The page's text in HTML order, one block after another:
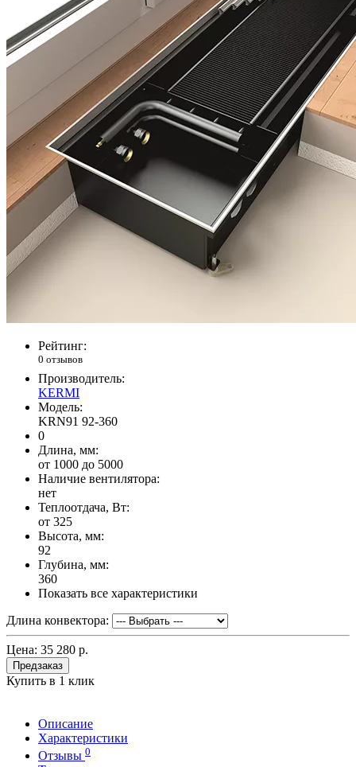
Рейтинг:
0 отзывов
Производитель:
KERMI
Модель:
KRN91 92-360
0
Длина, мм:
от 1000 до 5000
Наличие вентилятора:
нет
Теплоотдача, Вт:
от 325
Высота, мм:
92
Глубина, мм:
360
Показать все характеристики
Длина конвектора:
Цена: 35 280 р.
Предзаказ
Купить в 1 клик
Описание
Характеристики
Отзывы 0